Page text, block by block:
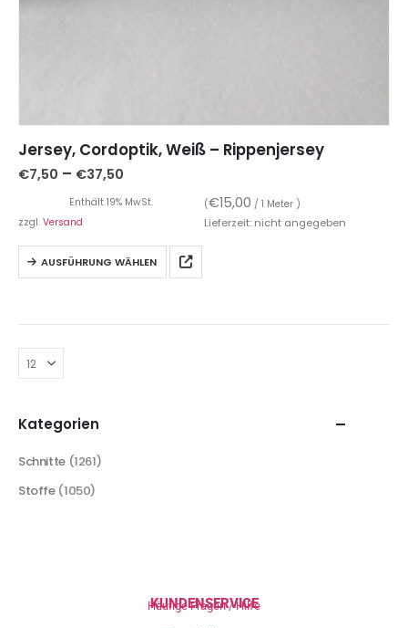
Jersey, Cordoptik, Weiß – Rippenjersey
€7,50 – €37,50
Enthält 19% MwSt. (€15,00 / 1 Meter )
zzgl. Versand Lieferzeit: nicht angegeben
AUSFÜHRUNG WÄHLEN
Kategorien
Schnitte (1261)
Stoffe (1050)
KUNDENSERVICE
Häufige Fragen / Hilfe